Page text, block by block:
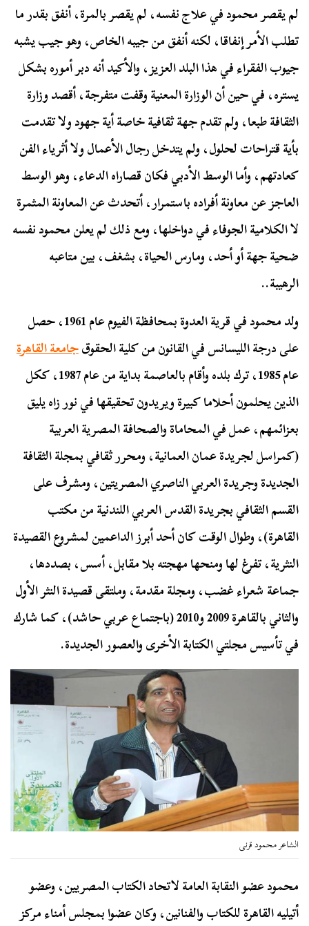
لم يقصر محمود في علاج نفسه، لم يقصر بالمرة، أنفق بقدر ما
تطلب الأمر إنفاقا، لكنه أنفق من جيبه الخاص، وهو جيب يشبه
جيوب الفقراء في هذا البلد العزيز، والأكيد أنه دبر أموره بشكل
يستره، في حين أن الوزارة المعنية وقفت متفرجة، أقصد وزارة
الثقافة طبعا، ولم تقدم جهة ثقافية خاصة أية جهود ولا تقدمت
بأية قتراحات لحلول، ولم يتدخل رجال الأعمال ولا أثرياء الفن
كعادتهم، وأما الوسط الأدبي فكان قصاراه الدعاء، وهو الوسط
العاجز عن معاونة أفراده باستمرار، أتحدث عن المعاونة المثمرة
لا الكلامية الجوفاء في دواخلها، ومع ذلك لم يعلن محمود نفسه
ضحية جهة أو أحد، ومارس الحياة، بشغف، بين متاعبه
الرهيبة..
ولد محمود في قرية العدوة بمحافظة الفيوم عام 1961، حصل
على درجة الليسانس في القانون من كلية الحقوقجامعة القاهرة
عام 1985، ترك بلده وأقام بالعاصمة بداية من عام 1987، ككل
الذين يحلمون أحلاما كبيرة ويريدون تحقيقها في نور زاه يليق
بعزائمهم، عمل في المحاماة والصحافة المصرية العربية
(كمراسل لجريدة عمان العمانية، ومحرر ثقافي بمجلة الثقافة
الجديدة وجريدة العربي الناصري المصريتين، ومشرف على
القسم الثقافي بجريدة القدس العربي اللندنية من مكتب
القاهرة)، وطوال الوقت كان أحد أبرز الداعمين لمشروع القصيدة
النثرية، تفرغ لها ومنحها مهجته بلا مقابل، أسس، بصددها،
جماعة شعراء غضب، ومجلة مقدمة، وملتقى قصيدة النثر الأول
والثاني بالقاهرة 2009 و2010 (باجتماع عربي حاشد)، كما شارك
في تأسيس مجلتي الكتابةالأخرى والعصور الجديدة.
الشاعر محمود قرنى
محمود عضو النقابة العامة لاتحاد الكتاب المصريين، وعضو
أتيليه القاهرة للكتاب والفنانين، وكان عضوا بمجلس أمناء مركز